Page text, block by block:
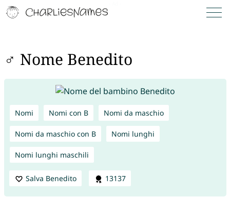
♂ Nome Benedito
Nomi Nomi con B Nomi da maschio
Nomi da maschio con B Nomi lunghi
Nomi lunghi maschili
Salva Benedito 13137